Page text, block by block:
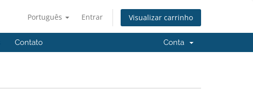
Português Entrar Visualizar carrinho
Contato Conta